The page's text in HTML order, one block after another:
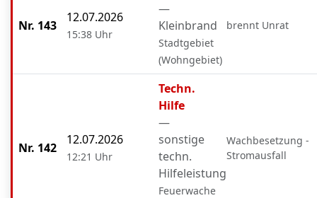
Nr. 143
12.07.2026
15:38 Uhr
—
Kleinbrand
Stadtgebiet
(Wohngebiet)
brennt Unrat
Nr. 142
12.07.2026
12:21 Uhr
Techn.
Hilfe
—
sonstige
techn.
Hilfeleistung
Feuerwache
Wachbesetzung -
Stromausfall